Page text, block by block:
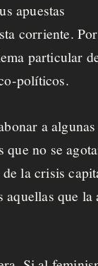
apuestas
corriente. Por
particular
políticos.
a algunas
no se
la crisis
que la